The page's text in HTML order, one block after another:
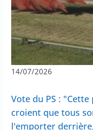
14/07/2026
Vote du PS :
croient que tous
l'emporter